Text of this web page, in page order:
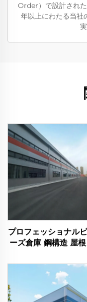
Order）で設計され
年以上にわたる当社
プロフェッショナル
ーズ倉庫 鋼構造 屋根